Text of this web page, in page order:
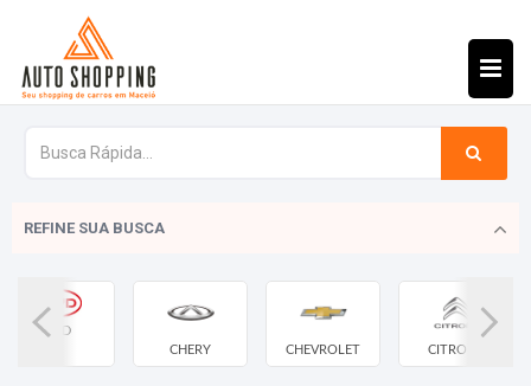
REFINE SUA BUSCA
BYD
CHERY
CHEVROLET CITROEN